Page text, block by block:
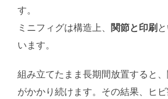
す。
ミニフィグは構造上、
関節と印刷
います。
組み立てたまま長期間放置すると
がかかり続けます。その結果、ヒ